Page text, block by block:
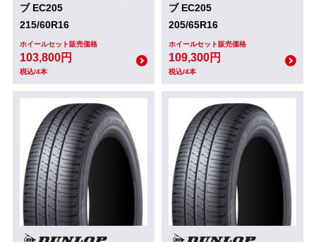
ブ EC205
215/60R16
ホイールセット販売価格
103,800円
税込/4本
ブ EC205
205/65R16
ホイールセット販売価格
109,300円
税込/4本